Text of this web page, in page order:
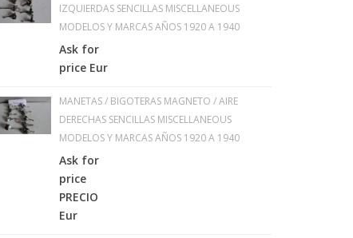
IZQUIERDAS SENCILLAS MISCELLANEOUS
MODELOS Y MARCAS AÑOS 1920 A 1940
Ask for
price Eur
MANETAS / BIGOTERAS MAGNETO / AIRE
DERECHAS SENCILLAS MISCELLANEOUS
MODELOS Y MARCAS AÑOS 1920 A 1940
Ask for
price
PRECIO
Eur